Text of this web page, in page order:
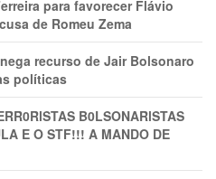
para favorecer Flávio
de Romeu Zema
recurso de Jair Bolsonaro
políticas
B0LSONARlSTAS
E O STF!!! A MANDO DE